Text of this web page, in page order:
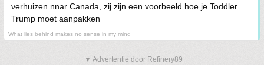
verhuizen nnar Canada, zij zijn een voorbeeld hoe je Toddler
Trump moet aanpakken
What lies behind makes no sense in my mind
▼ Advertentie door Refinery89